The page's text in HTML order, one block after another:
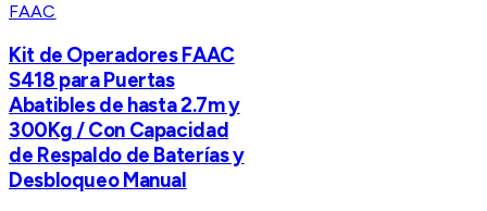
FAAC
Kit de Operadores FAAC
S418 para Puertas
Abatibles de hasta 2.7m y
300Kg / Con Capacidad
de Respaldo de Baterías y
Desbloqueo Manual